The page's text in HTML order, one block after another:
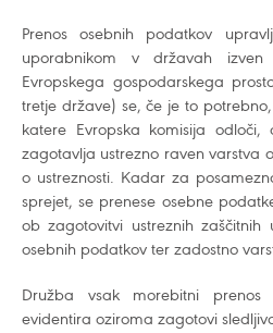
Prenos osebnih podatkov
uporabnikom v državah
Evropskega gospodarskega
tretje države) se, če je to
katere Evropska komisija
zagotavlja ustrezno raven varstva
o ustreznosti. Kadar za
sprejet, se prenese osebne
ob zagotovitvi ustreznih
osebnih podatkov ter zadostno
Družba vsak morebitni
evidentira oziroma zagotovi